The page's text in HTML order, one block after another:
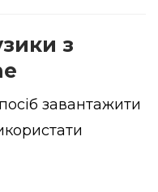
з
завантажити